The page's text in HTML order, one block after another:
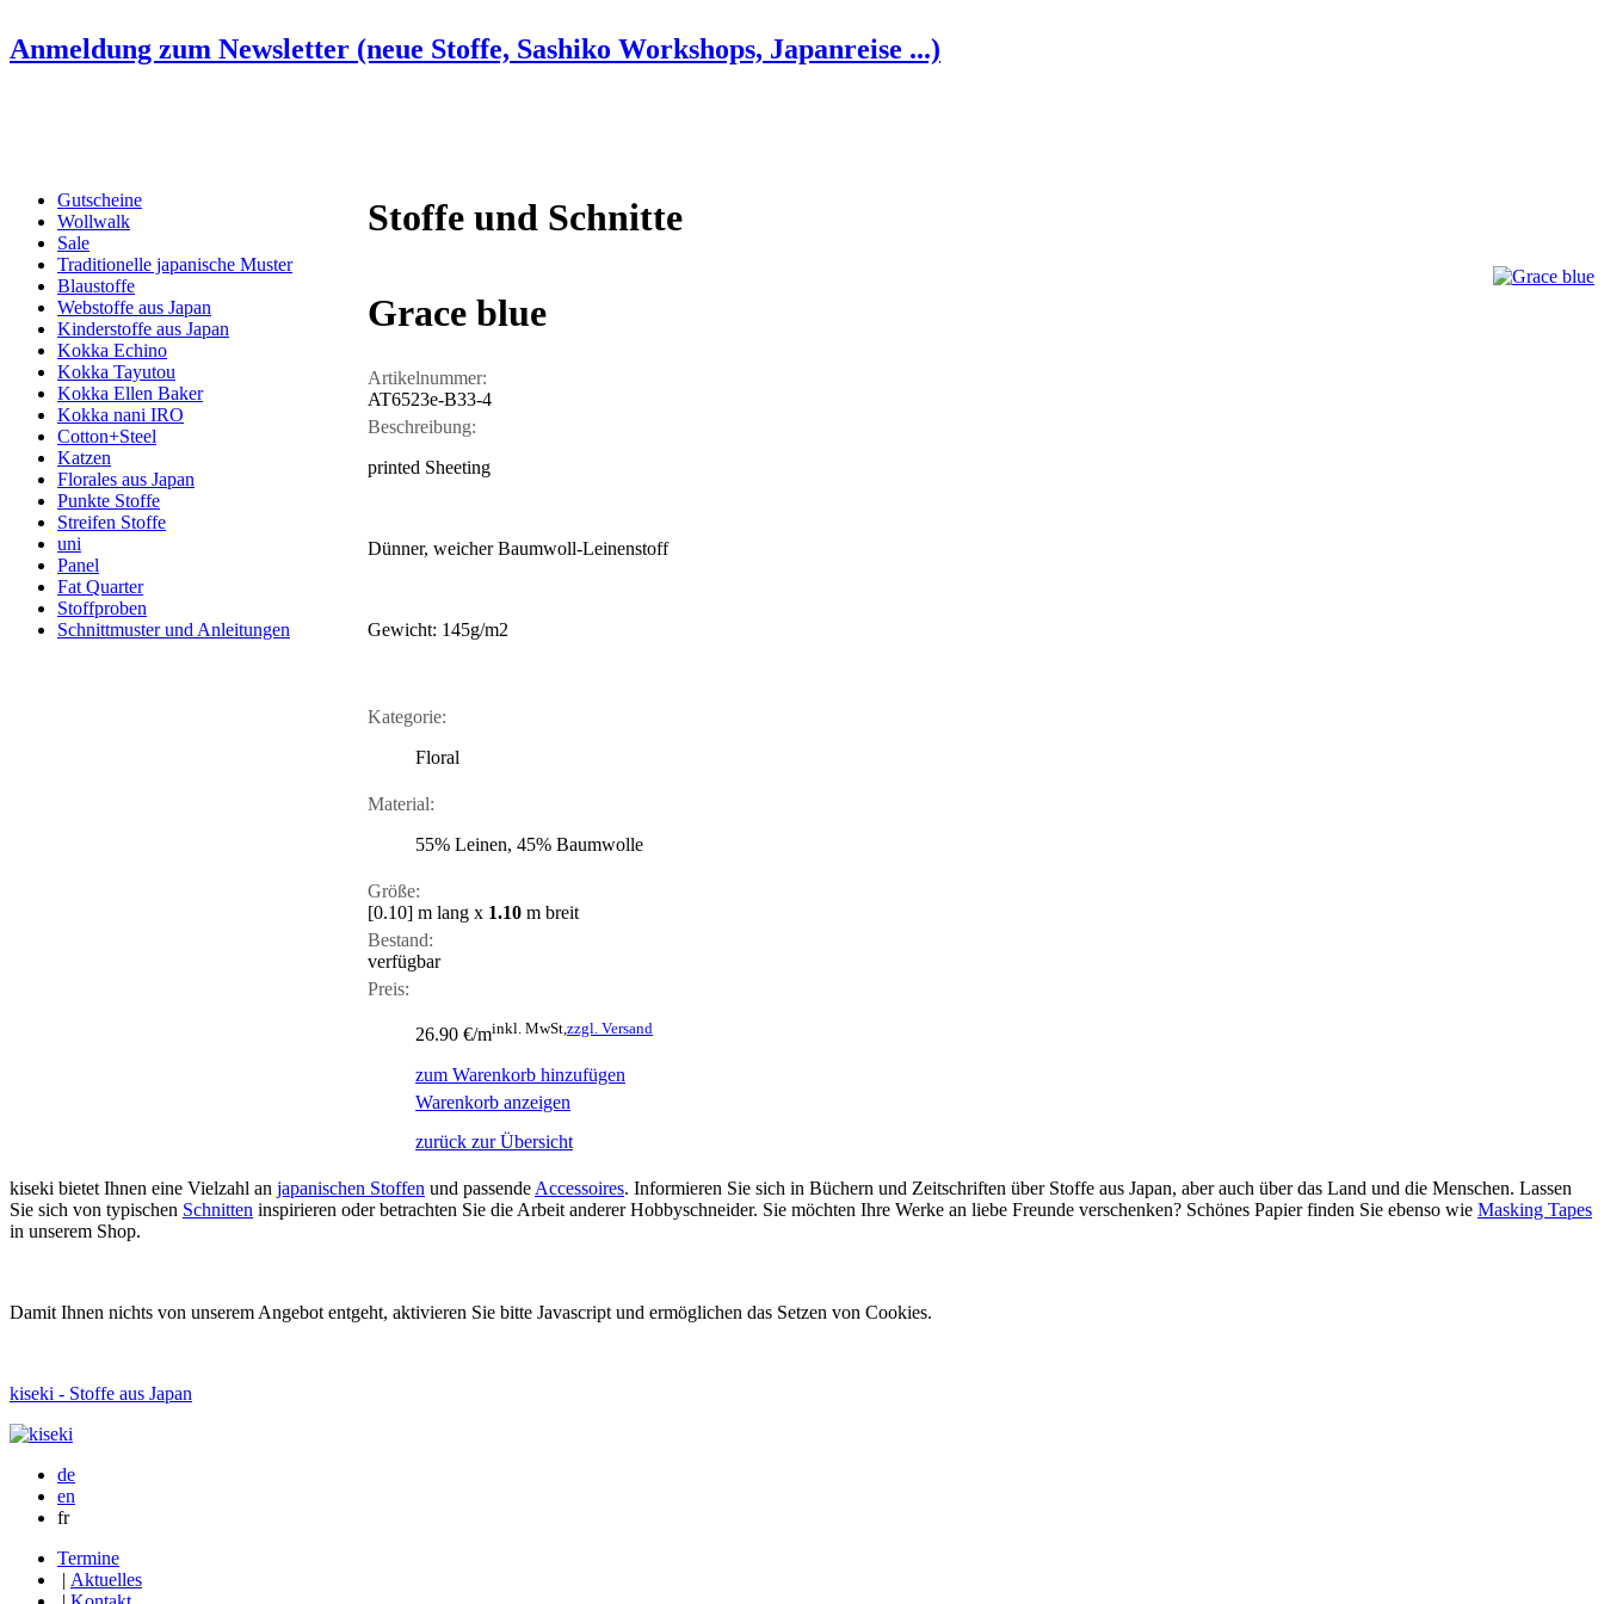
Anmeldung zum Newsletter (neue Stoffe, Sashiko Workshops, Japanreise ...)
Gutscheine
Wollwalk
Sale
Traditionelle japanische Muster
Blaustoffe
Webstoffe aus Japan
Kinderstoffe aus Japan
Kokka Echino
Kokka Tayutou
Kokka Ellen Baker
Kokka nani IRO
Cotton+Steel
Katzen
Florales aus Japan
Punkte Stoffe
Streifen Stoffe
uni
Panel
Fat Quarter
Stoffproben
Schnittmuster und Anleitungen
Stoffe und Schnitte
Grace blue
Artikelnummer:
AT6523e-B33-4
Beschreibung:
printed Sheeting
Dünner, weicher Baumwoll-Leinenstoff
Gewicht: 145g/m2
Kategorie:
Floral
Material:
55% Leinen, 45% Baumwolle
Größe:
[0.10] m lang x 1.10 m breit
Bestand:
verfügbar
Preis:
26.90 €/minkl. MwSt, zzgl. Versand
zum Warenkorb hinzufügen
Warenkorb anzeigen
zurück zur Übersicht
kiseki bietet Ihnen eine Vielzahl an japanischen Stoffen und passende Accessoires. Informieren Sie sich in Büchern und Zeitschriften über Stoffe aus Japan, aber auch über das Land und die Menschen. Lassen
Sie sich von typischen Schnitten inspirieren oder betrachten Sie die Arbeit anderer Hobbyschneider. Sie möchten Ihre Werke an liebe Freunde verschenken? Schönes Papier finden Sie ebenso wie Masking Tapes
in unserem Shop.
Damit Ihnen nichts von unserem Angebot entgeht, aktivieren Sie bitte Javascript und ermöglichen das Setzen von Cookies.
kiseki - Stoffe aus Japan
de
en
fr
Termine
| Aktuelles